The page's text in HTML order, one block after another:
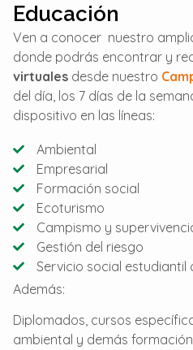
Educación
Ven a conocer nuestro
donde podrás encontrar y
virtuales desde nuestro
del día, los 7 días de la
dispositivo en las líneas:
Ambiental
Empresarial
Formación social
Ecoturismo
Campismo y
Gestión del riesgo
Servicio social estudiantil
Además:
Diplomados, cursos
ambiental y demás